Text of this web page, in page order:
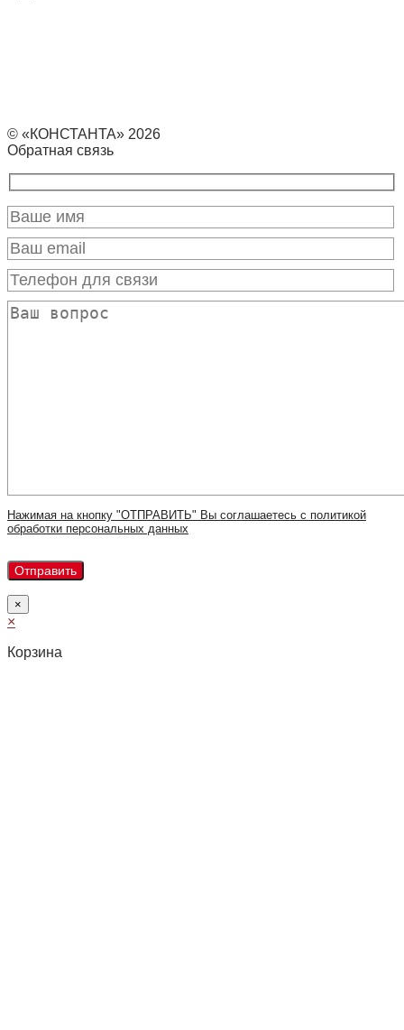
© «КОНСТАНТА» 2026
Обратная связь
Нажимая на кнопку "ОТПРАВИТЬ" Вы соглашаетесь с политикой
обработки персональных данных
×
×
Корзина